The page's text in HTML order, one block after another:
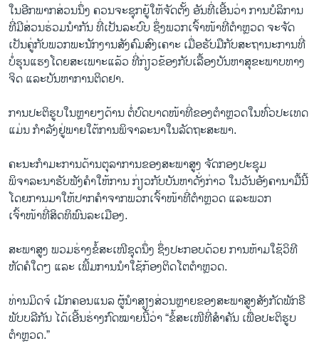
ໃນອີກພາກສ່ວນນຶ່ງ ຄວນຈະຊຸກຍູ້ໃຫ້ຈັດຕັ້ງ ອັນທີ່ເອີ້ນວ່າ ການບໍລິການ
ທີ່ມີສ່ວນຮ່ວມນຳກັນ ທີ່ເປັນລະບົບ ຊຶ່ງພວກເຈົ້າໜ້າທີ່ຕຳຫຼວດ ຈະຈັດ
ເປັນຄູ່ກັບພວກພະນັກງານສັງຄົມສົງເຄາະ ເມື່ອຮັບມືກັບສະຖານະການທີ່
ບໍ່ຮຸນແຮງໂດຍສະເພາະແລ້ວ ທີ່ກ່ຽວຂ້ອງກັບເລື້ອງບັນຫາສຸຂະພາບທາງ
ຈິດ ແລະບັນຫາການຕິດຢາ.
ການປະຕິຮູບໃນຫຼາຍໆດ້ານ ຕໍ່ບົດບາດໜ້າທີ່ຂອງຕຳຫຼວດໃນທົ່ວປະເທດ
ແມ່ນ ກຳລັງຢູ່ພາຍໃຕ້ການພິຈາລະນາໃນລັດຖະສະພາ.
ຄະນະກຳມະການດ້ານຕຸລາການຂອງສະພາສູງ ຈັດກອງປະຊຸມ
ພິຈາລະນາຮັບຟັງຄຳໃຫ້ການ ກ່ຽວກັບບັນຫາດັ່ງກ່າວ ໃນວັນອັງຄານາມື້ນີ້
ໂດຍການມາໃຫ້ປາກຄຳຈາກພວກເຈົ້າໜ້າທີ່ຕຳຫຼວດ ແລະພວກ
ເຈົ້າໜ້າທີ່ສິດທິພົນລະເມືອງ.
ສະພາສູງ ພວມຮ່າງຂໍ້ສະເໜີຊຸດນຶ່ງ ຊຶ່ງປະກອບດ້ວຍ ການຫ້າມໃຊ້ວິທີ
ຫັດຄໍໃດໆ ແລະ ເພີ້ມການນຳໃຊ້ກ້ອງຕິດໂຕຕຳຫຼວດ.
ທ່ານມິດຈ໌ ເມັກຄອນແນລ ຜູ້ນຳສຽງສ່ວນຫຼາຍຂອງສະພາສູງສັງກັດພັກຣີ
ພັບບລີກັນ ໄດ້ເອີ້ນຮ່າງກົດໝາຍນີ້ວ່າ “ຂໍ້ສະເໜີທີ່ສຳຄັນ ເພື່ອປະຕິຮູບ
ຕຳຫຼວດ.”